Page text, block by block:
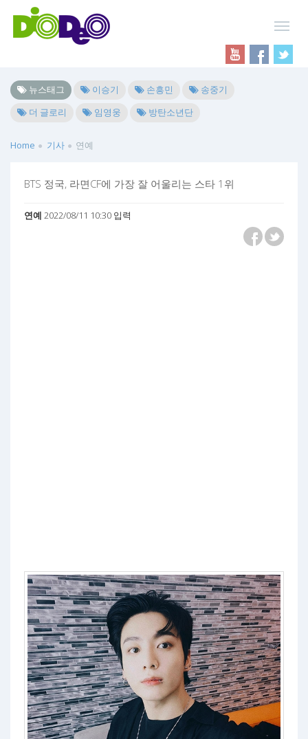
뉴스태그 이승기 손흥민
송중기
더 글로리
임영웅 방탄소년단
Home 기사 연예
BTS 정국, 라면CF에 가장 잘 어울리는 스타 1위
연예 2022/08/11 10:30 입력